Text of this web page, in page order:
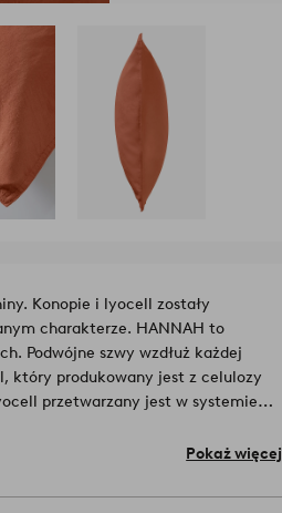
Konopie i lyocell zostały
charakterze. HANNAH to
Podwójne szwy wzdłuż każdej
który produkowany jest z celulozy
przetwarzany jest w systemie
użytku.
Pokaż więcej